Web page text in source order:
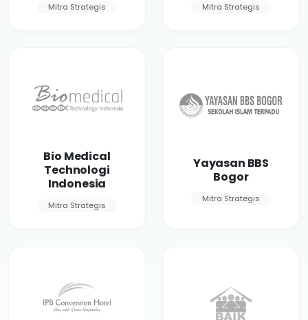
Mitra Strategis Mitra Strategis
Bio Medical
Technologi
Indonesia
Mitra Strategis
Yayasan BBS
Bogor
Mitra Strategis